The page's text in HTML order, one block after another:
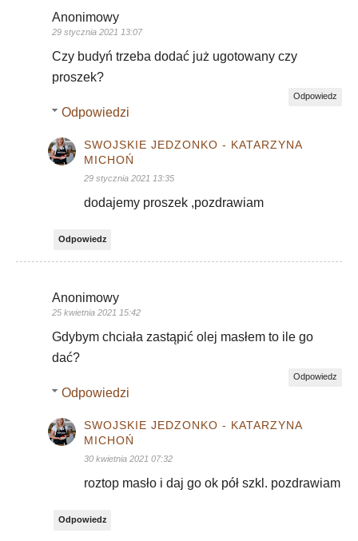
Anonimowy
29 stycznia 2021 13:07
Czy budyń trzeba dodać już ugotowany czy
proszek?
Odpowiedz
Odpowiedzi
SWOJSKIE JEDZONKO - KATARZYNA
MICHOŃ
29 stycznia 2021 13:35
dodajemy proszek ,pozdrawiam
Odpowiedz
Anonimowy
25 kwietnia 2021 15:42
Gdybym chciała zastąpić olej masłem to ile go
dać?
Odpowiedz
Odpowiedzi
SWOJSKIE JEDZONKO - KATARZYNA
MICHOŃ
30 kwietnia 2021 07:32
roztop masło i daj go ok pół szkl. pozdrawiam
Odpowiedz